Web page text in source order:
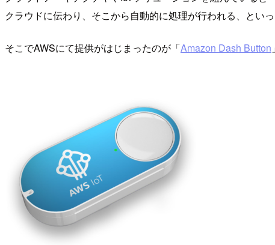
クラウドに伝わり、そこから自動的に処理が行われる、といっ
そこでAWSにて提供がはじまったのが「Amazon Dash Button